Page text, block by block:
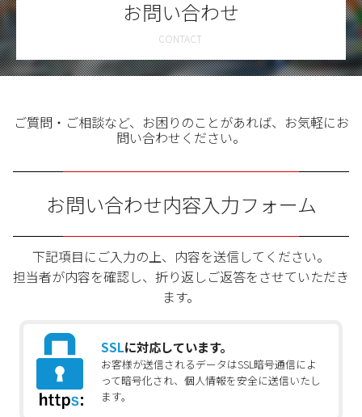
お問い合わせ
ご質問・ご相談など、お困りのことがあれば、お気軽にお
問い合わせください。
お問い合わせ内容入力フォーム
下記項目にご入力の上、内容を送信してください。
担当者が内容を確認し、折り返しご返答をさせていただき
ます。
SSLに対応しています。
お客様が送信されるデータはSSL暗号通信によ
って暗号化され、個人情報を安全に送信いたし
ます。